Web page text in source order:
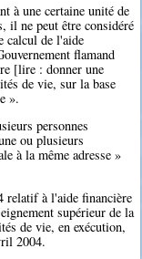
à une certaine unité de
il ne peut être considéré
calcul de l'aide
flamand
[lire : donner une
de vie, sur la base
».
personnes
ou plusieurs
à la même adresse »
relatif à l'aide financière
supérieur de la
de vie, en exécution,
2004.